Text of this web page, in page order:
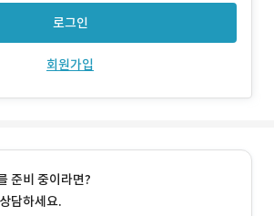
로그인
회원가입
준비 중이라면?
담하세요.